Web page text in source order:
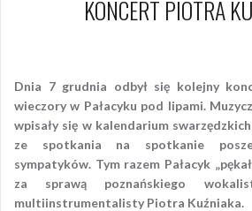
KONCERT PIOTRA
Dnia 7 grudnia odbył się kolejny
wieczory w Pałacyku pod lipami.
wpisały się w kalendarium
ze spotkania na spotkanie
sympatyków. Tym razem Pałacyk
za sprawą poznańskiego
multiinstrumentalisty Piotra Kuźniaka.